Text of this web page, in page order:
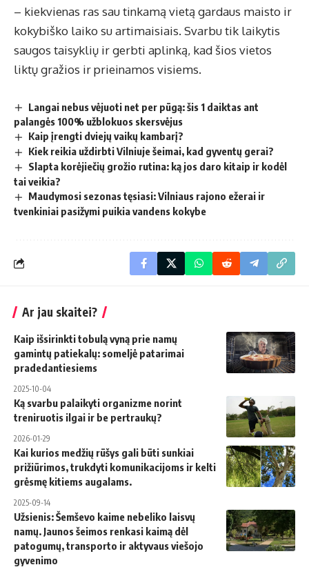
– kiekvienas ras sau tinkamą vietą gardaus maisto ir
kokybiško laiko su artimaisiais. Svarbu tik laikytis
saugos taisyklių ir gerbti aplinką, kad šios vietos
liktų gražios ir prieinamos visiems.
Langai nebus vėjuoti net per pūgą: šis 1 daiktas ant
palangės 100% užblokuos skersvėjus
Kaip įrengti dviejų vaikų kambarį?
Kiek reikia uždirbti Vilniuje šeimai, kad gyventų gerai?
Slapta korėjiečių grožio rutina: ką jos daro kitaip ir kodėl
tai veikia?
Maudymosi sezonas tęsiasi: Vilniaus rajono ežerai ir
tvenkiniai pasižymi puikia vandens kokybe
Ar jau skaitei?
Kaip išsirinkti tobulą vyną prie namų
gamintų patiekalų: someljė patarimai
pradedantiesiems
2025-10-04
Ką svarbu palaikyti organizme norint
treniruotis ilgai ir be pertraukų?
2026-01-29
Kai kurios medžių rūšys gali būti sunkiai
prižiūrimos, trukdyti komunikacijoms ir kelti
grėsmę kitiems augalams.
2025-09-14
Užsienis: Šemševo kaime nebeliko laisvų
namų. Jaunos šeimos renkasi kaimą dėl
patogumų, transporto ir aktyvaus viešojo
gyvenimo